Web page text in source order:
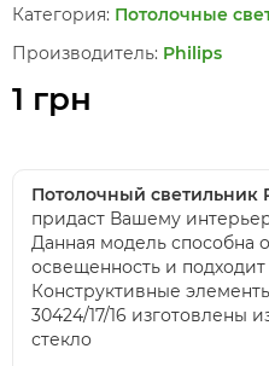
Категория: Потолочные
Производитель: Philips
1 грн
Потолочный светильник
придаст Вашему
Данная модель способна
освещенность и
Конструктивные
30424/17/16 изготовлены
стекло